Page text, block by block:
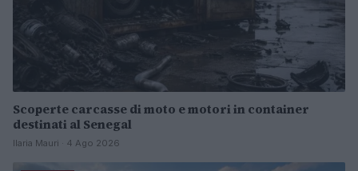
Scoperte carcasse di moto e motori in container
destinati al Senegal
Ilaria Mauri · 4 Ago 2026